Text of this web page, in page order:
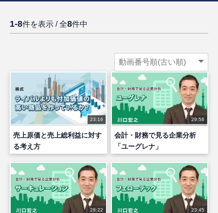
1-8件を表示 / 全8件中
23:16
売上原価と売上総利益に対す
る考え方
29:56
会計・財務で見る企業分析
「ユーグレナ」
28:22 23:45